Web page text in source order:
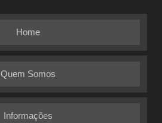
Home
Quem Somos
Informações